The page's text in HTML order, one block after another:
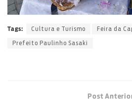
Tags: Cultura e Turismo Feira da
Prefeito Paulinho Sasaki
Post